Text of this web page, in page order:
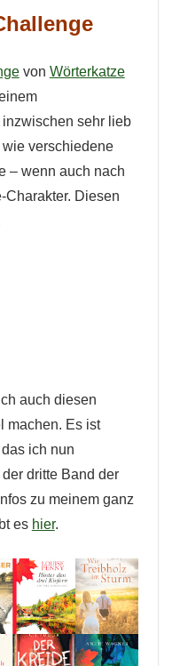
von Wörterkatze
inzwischen sehr lieb
verschiedene
– wenn auch nach
Diesen
auch diesen
machen. Es ist
ich nun
dritte Band der
zu meinem ganz
es hier.